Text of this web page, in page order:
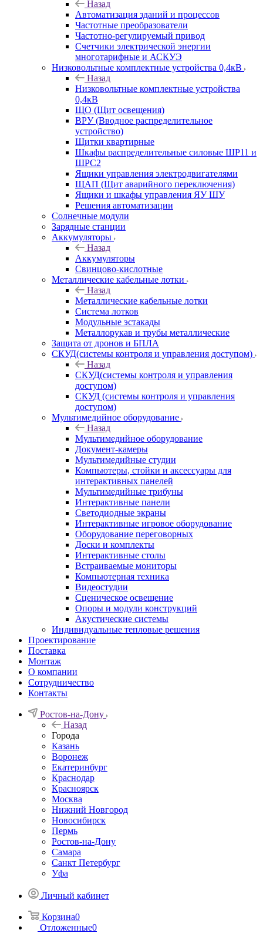
Назад
Автоматизация зданий и процессов
Частотные преобразователи
Частотно-регулируемый привод
Счетчики электрической энергии
многотарифные и АСКУЭ
Низковольтные комплектные устройства 0,4кВ
Назад
Низковольтные комплектные устройства
0,4кВ
ЩО (Щит освещения)
ВРУ (Вводное распределительное
устройство)
Щитки квартирные
Шкафы распределительные силовые ШР11 и
ШРС2
Ящики управления электродвигателями
ЩАП (Щит аварийного переключения)
Ящики и шкафы управления ЯУ ШУ
Решения автоматизации
Солнечные модули
Зарядные станции
Аккумуляторы
Назад
Аккумуляторы
Свинцово-кислотные
Металлические кабельные лотки
Назад
Металлические кабельные лотки
Система лотков
Модульные эстакады
Металлорукав и трубы металлические
Защита от дронов и БПЛА
СКУД(системы контроля и управления доступом)
Назад
СКУД(системы контроля и управления
доступом)
СКУД (системы контроля и управления
доступом)
Мультимедийное оборудование
Назад
Мультимедийное оборудование
Документ-камеры
Мультимедийные студии
Компьютеры, стойки и аксессуары для
интерактивных панелей
Мультимедийные трибуны
Интерактивные панели
Светодиодные экраны
Интерактивные игровое оборудование
Оборудование переговорных
Доски и комплекты
Интерактивные столы
Встраиваемые мониторы
Компьютерная техника
Видеостудии
Cценическое освещение
Опоры и модули конструкций
Акустические системы
Индивидуальные тепловые решения
Проектирование
Поставка
Монтаж
О компании
Сотрудничество
Контакты
Ростов-на-Дону
Назад
Города
Казань
Воронеж
Екатеринбург
Краснодар
Красноярск
Москва
Нижний Новгород
Новосибирск
Пермь
Ростов-на-Дону
Самара
Санкт Петербург
Уфа
Личный кабинет
Корзина0
Отложенные0